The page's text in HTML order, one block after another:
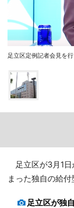
足立区定例記者会見を
足立区が3月1日
まった独自の給付
足立区が独